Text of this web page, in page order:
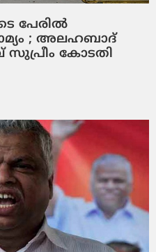
പേരില്‍
; അലഹബാദ്
കോടതി